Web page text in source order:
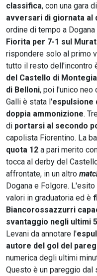
classifica, con una gara
avversari di giornata al
ordine di tempo a
Fiorita per 7-1 sul
rispondere solo al primo
tutto il resto dell'incontro
del Castello di
di Belloni, poi l'unico neo
Galli è stata l'espulsione
doppia ammonizione.
di portarsi al secondo
capolista Fiorentino. La
quota 12 a pari merito
tocca al derby del
affrontate, in un altro
Dogana e Folgore.
valori in graduatoria ed è
Biancorossazzurri
svantaggio negli ultimi
Levani da annotare l'
autore del gol del
numerica degli ultimi
Questo è un pareggio